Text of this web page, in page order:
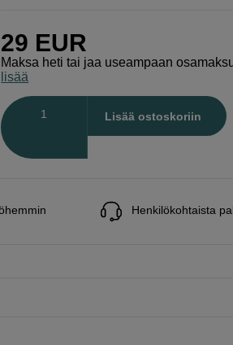
29 EUR
Maksa heti tai jaa useampaan
lisää
Lisää ostoskoriin
Henkilökohtaista